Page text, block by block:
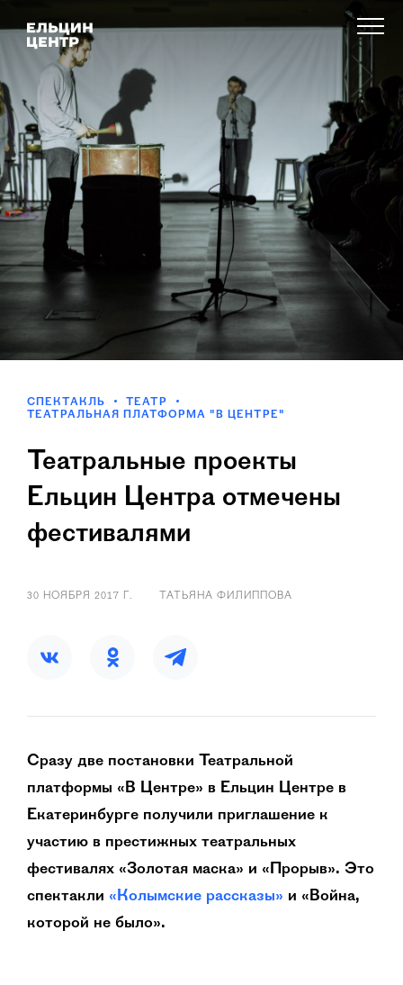
СПЕКТАКЛЬ
ТЕАТР
ТЕАТРАЛЬНАЯ ПЛАТФОРМА "В ЦЕНТРЕ"
Театральные проекты
Ельцин Центра отмечены
фестивалями
30 НОЯБРЯ 2017 Г. ТАТЬЯНА ФИЛИППОВА
Сразу две постановки Театральной
платформы «В Центре» в Ельцин Центре в
Екатеринбурге получили приглашение к
участию в престижных театральных
фестивалях «Золотая маска» и «Прорыв». Это
спектакли «Колымские рассказы» и «Война,
которой не было».